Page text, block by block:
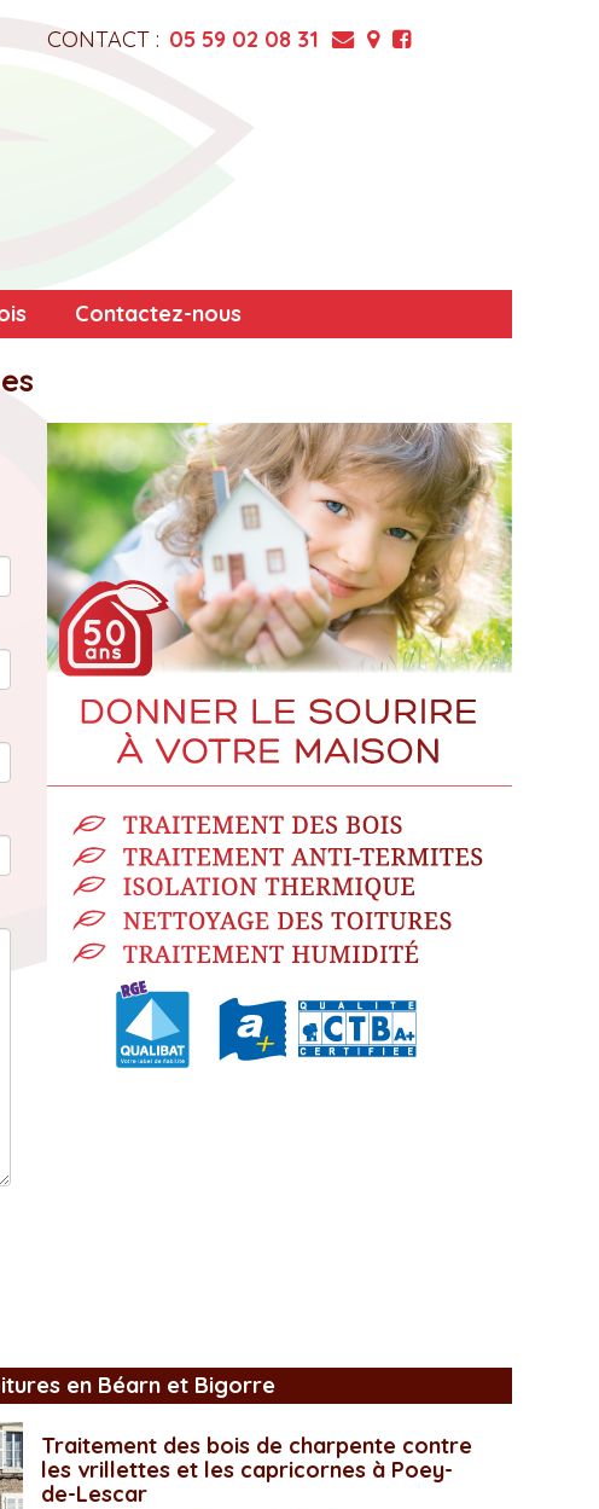
CONTACT : 05 59 02 08 31
Contactez-nous
en Béarn et Bigorre
Traitement des bois de charpente contre
les vrillettes et les capricornes à Poey-
de-Lescar